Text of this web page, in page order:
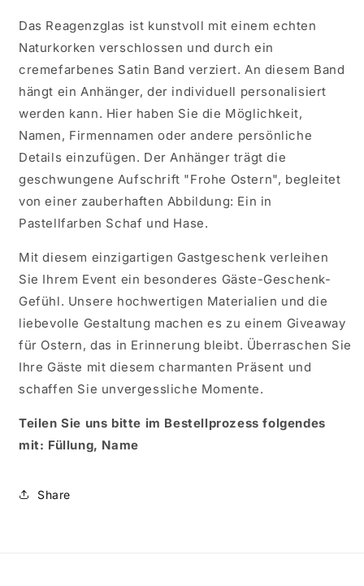
Das Reagenzglas ist kunstvoll mit einem echten
Naturkorken verschlossen und durch ein
cremefarbenes Satin Band verziert. An diesem Band
hängt ein Anhänger, der individuell personalisiert
werden kann. Hier haben Sie die Möglichkeit,
Namen, Firmennamen oder andere persönliche
Details einzufügen. Der Anhänger trägt die
geschwungene Aufschrift "Frohe Ostern", begleitet
von einer zauberhaften Abbildung: Ein in
Pastellfarben Schaf und Hase.
Mit diesem einzigartigen Gastgeschenk verleihen
Sie Ihrem Event ein besonderes Gäste-Geschenk-
Gefühl. Unsere hochwertigen Materialien und die
liebevolle Gestaltung machen es zu einem Giveaway
für Ostern, das in Erinnerung bleibt. Überraschen Sie
Ihre Gäste mit diesem charmanten Präsent und
schaffen Sie unvergessliche Momente.
Teilen Sie uns bitte im Bestellprozess folgendes
mit: Füllung, Name
Share